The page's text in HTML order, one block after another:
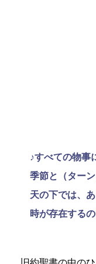
♪すべての物事
季節と（ター
天の下では、
時が存在する